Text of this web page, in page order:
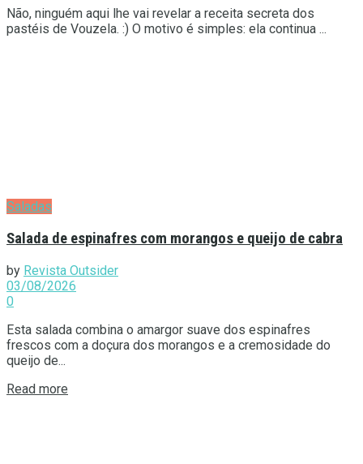
Não, ninguém aqui lhe vai revelar a receita secreta dos
pastéis de Vouzela. :) O motivo é simples: ela continua ...
Saladas
Salada de espinafres com morangos e queijo de cabra
by Revista Outsider
03/08/2026
0
Esta salada combina o amargor suave dos espinafres
frescos com a doçura dos morangos e a cremosidade do
queijo de...
Read more